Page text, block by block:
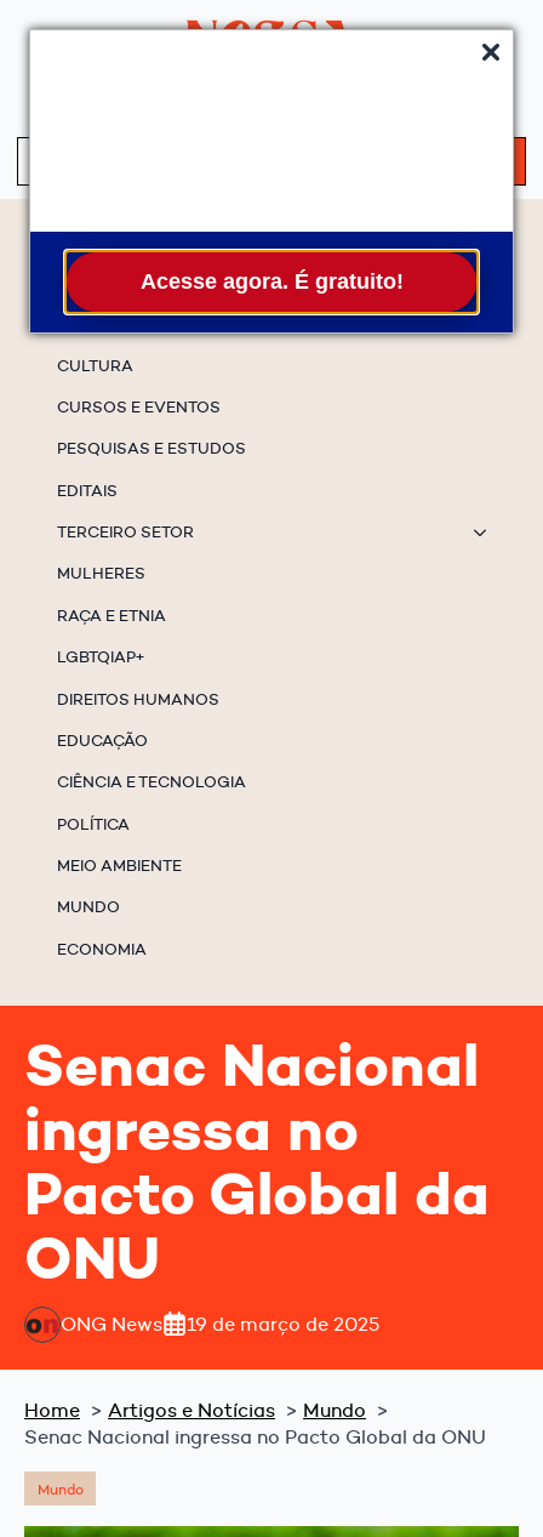
Acesse agora. É gratuito!
Temas
CULTURA
CURSOS E EVENTOS
PESQUISAS E ESTUDOS
EDITAIS
TERCEIRO SETOR
MULHERES
RAÇA E ETNIA
LGBTQIAP+
DIREITOS HUMANOS
EDUCAÇÃO
CIÊNCIA E TECNOLOGIA
POLÍTICA
MEIO AMBIENTE
MUNDO
ECONOMIA
Senac Nacional
ingressa no
Pacto Global da
ONU
ONG News 19 de março de 2025
Home Artigos e Notícias
Mundo
Senac Nacional ingressa no Pacto Global da ONU
Mundo